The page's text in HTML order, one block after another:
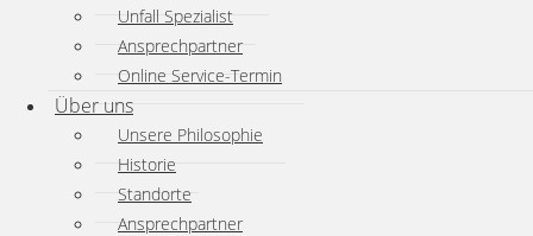
Unfall Spezialist
Ansprechpartner
Online Service-Termin
Über uns
Unsere Philosophie
Historie
Standorte
Ansprechpartner